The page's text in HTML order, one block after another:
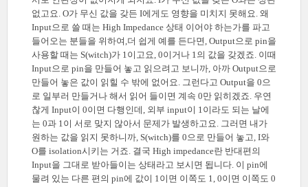
없고요. O가 무신 값을 갖든 I에게도 영향을 미치지 못해요. 왜
Input으로 쓸 때는 High Impedance 상태 이어야 하는가를 파고
들어오는 분들을 위하여,더 쉽게 예를 든다면, Output으로 pin을
사용할 때는 S(witch)가 1이고요, 0이거나 1의 값을 갖겠죠. 이때
Input으로 pin을 만들어 놓고 읽으려고 보니까, 아까 Output으로
만들어 놓은 값이 읽힐 수 밖에 없어요. 그런다고 Output을 0으
로 일부러 만들거나 해서 읽어 들이면 계속 0만 읽히겠죠. 우연
찮게 Input이 0이면 다행인데, 외부 input이 1이라도 되는 날에
는 0과 1이 서로 맞지 않아서 문제가 발생하고요. 그러면 내가
원하는 값을 읽지 못하니까, S(witch)를 0으로 만들어 놓고, I와
O를 isolation시키는 거죠. 결국 High impedance란 반대편의
Input을 그대로 받아들이는 상태라고 보시면 됩니다. 이 pin에
물려 있는 다른 편의 pin에 값이 1이면 이쪽도 1, 0이면 이쪽도 0